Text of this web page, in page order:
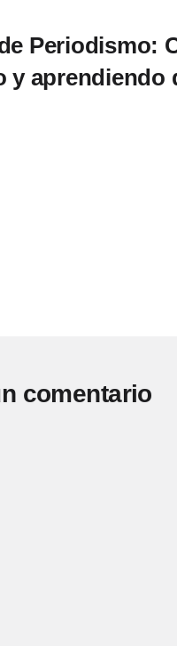
Periodismo:
y aprendiendo
comentario